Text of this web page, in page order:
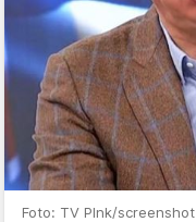
Foto: TV PInk/screenshot